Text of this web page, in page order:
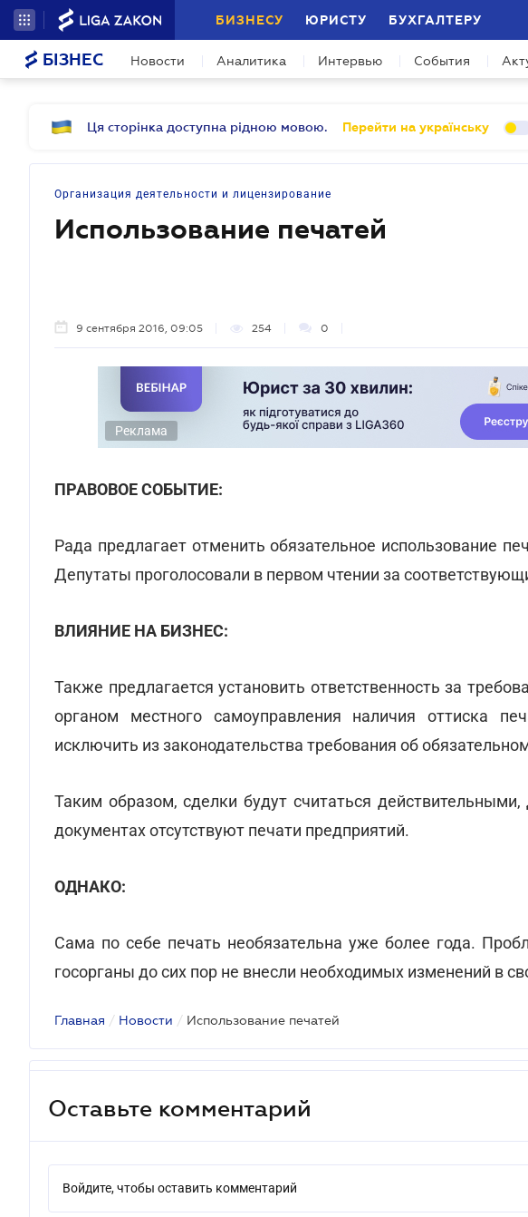
БИЗНЕСУ ЮРИСТУ БУХГАЛТЕРУ
БІЗНЕС Новости Аналитика Интервью События
Ця сторінка доступна рідною мовою. Перейти на українську
Организация деятельности и лицензирование
Использование печатей
9 сентября 2016, 09:05 254 0
Реклама
ПРАВОВОЕ СОБЫТИЕ:
Рада предлагает отменить обязательное использование
Депутаты проголосовали в первом чтении за
ВЛИЯНИЕ НА БИЗНЕС:
Также предлагается установить ответственность за
органом местного самоуправления наличия оттиска
исключить из законодательства требования об
Таким образом, сделки будут считаться
документах отсутствуют печати предприятий.
ОДНАКО:
Сама по себе печать необязательна уже более года.
госорганы до сих пор не внесли необходимых изменений в
Главная / Новости / Использование печатей
Оставьте комментарий
Войдите, чтобы оставить комментарий